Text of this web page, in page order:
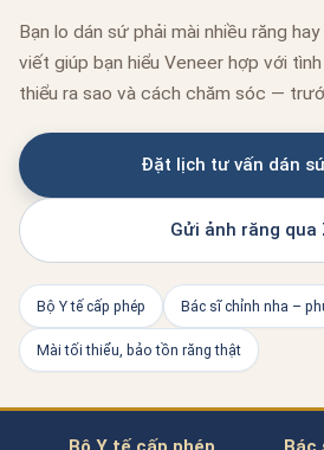
Bạn lo dán sứ phải mài nhiều răng
viết giúp bạn hiểu Veneer hợp với
thiểu ra sao và cách chăm sóc —
Đặt lịch tư vấn dán
Gửi ảnh răng qua
Bộ Y tế cấp phép Bác sĩ chỉnh nha –
Mài tối thiểu, bảo tồn răng thật